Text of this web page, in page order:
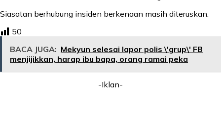
Siasatan berhubung insiden berkenaan masih diteruskan.
50
BACA JUGA: Mekyun selesai lapor polis \'grup\' FB
menjijikkan, harap ibu bapa, orang ramai peka
-Iklan-